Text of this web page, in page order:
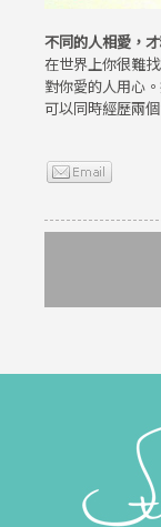
不同的人相愛，
在世界上你很難
對你愛的人用心
可以同時經歷兩個